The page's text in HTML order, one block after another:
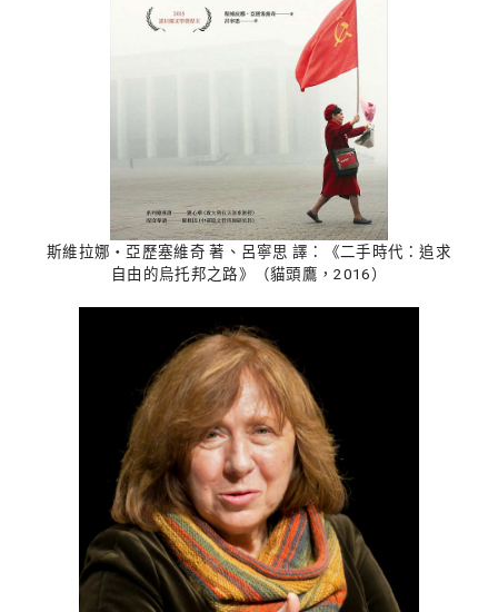
斯維拉娜‧亞歷塞維奇 著、呂寧思 譯：《二手時代：追求
自由的烏托邦之路》（貓頭鷹，2016）